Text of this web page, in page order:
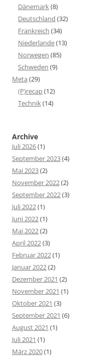
Dänemark(8)
Deutschland (32)
Frankreich (34)
Niederlande(13)
Norwegen (85)
Schweden (9)
Meta (29)
(P)recap(12)
Technik(14)
Archive
Juli 2026(1)
September 2023(4)
Mai 2023(2)
November 2022(2)
September 2022(3)
Juli 2022(1)
Juni 2022(1)
Mai 2022(2)
April 2022(3)
Februar 2022(1)
Januar 2022(2)
Dezember 2021 (2)
November 2021 (1)
Oktober 2021 (3)
September 2021 (6)
August 2021 (1)
Juli 2021 (1)
März 2020(1)